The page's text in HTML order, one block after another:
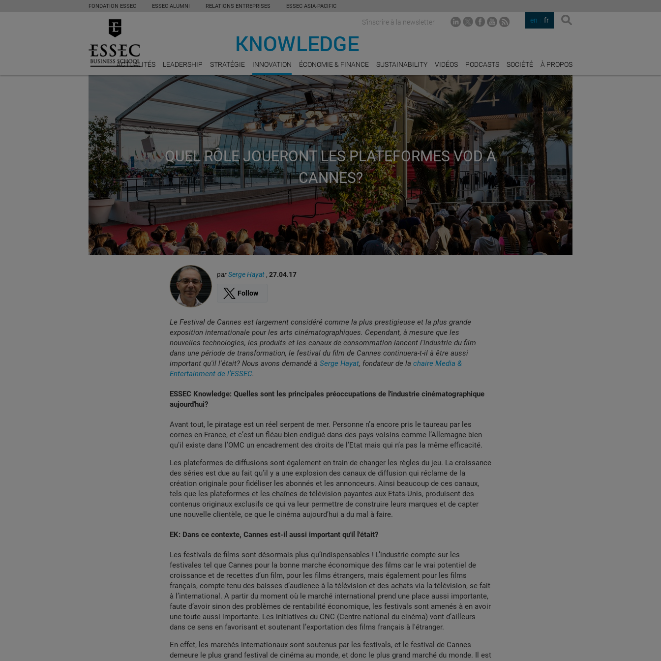
FONDATION ESSEC ESSEC ALUMNI RELATIONS ENTREPRISES ESSEC ASIA-PACIFIC
en fr
S'inscrire à la newsletter
ACTUALITÉS LEADERSHIP STRATÉGIE INNOVATION ÉCONOMIE & FINANCE SUSTAINABILITY VIDÉOS PODCASTS SOCIÉTÉ À PROPOS
QUEL RÔLE JOUERONT LES PLATEFORMES VOD À
CANNES?
parSerge Hayat , 27.04.17
Follow
Le Festival de Cannes est largement considéré comme la plus prestigieuse et la plus grande
exposition internationale pour les arts cinématographiques. Cependant, à mesure que les
nouvelles technologies, les produits et les canaux de consommation lancent l'industrie du film
dans une période de transformation, le festival du film de Cannes continuera-t-il à être aussi
important qu'il l'était? Nous avons demandé à Serge Hayat, fondateur de la chaire Media &
Entertainment de l’ESSEC.
ESSEC Knowledge: Quelles sont les principales préoccupations de l'industrie cinématographique
aujourd'hui?
Avant tout, le piratage est un réel serpent de mer. Personne n’a encore pris le taureau par les
cornes en France, et c’est un fléau bien endigué dans des pays voisins comme l’Allemagne bien
qu’il existe dans l’OMC un encadrement des droits de l’Etat mais qui n’a pas la même efficacité.
Les plateformes de diffusions sont également en train de changer les règles du jeu. La croissance
des séries est due au fait qu’il y a une explosion des canaux de diffusion qui réclame de la
création originale pour fidéliser les abonnés et les annonceurs. Ainsi beaucoup de ces canaux,
tels que les plateformes et les chaînes de télévision payantes aux Etats-Unis, produisent des
contenus originaux exclusifs ce qui va leur permettre de construire leurs marques et de capter
une nouvelle clientèle, ce que le cinéma aujourd’hui a du mal à faire.
EK: Dans ce contexte, Cannes est-il aussi important qu'il l'était?
Les festivals de films sont désormais plus qu’indispensables ! L’industrie compte sur les
festivales tel que Cannes pour la bonne marche économique des films car le vrai potentiel de
croissance et de recettes d’un film, pour les films étrangers, mais également pour les films
français, compte tenu des baisses d’audience à la télévision et des achats via la télévision, se fait
à l’international. A partir du moment où le marché international prend une place aussi importante,
faute d’avoir sinon des problèmes de rentabilité économique, les festivals sont amenés à en avoir
une toute aussi importante. Les initiatives du CNC (Centre national du cinéma) vont d’ailleurs
dans ce sens en favorisant et soutenant l’exportation des films français à l'étranger.
En effet, les marchés internationaux sont soutenus par les festivals, et le festival de Cannes
demeure le plus grand festival de cinéma au monde, et donc le plus grand marché du monde. Il est